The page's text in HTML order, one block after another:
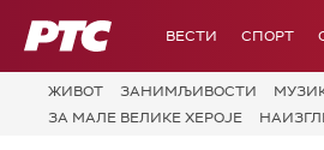
РТС ВЕСТИ СПОРТ
ЖИВОТ ЗАНИМЉИВОСТИ
ЗА МАЛЕ ВЕЛИКЕ ХЕРОЈЕ